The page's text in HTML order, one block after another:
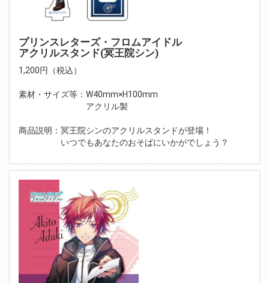
プリンスレターズ・フロムアイドル
アクリルスタンド(冥王院シン)
1,200円（税込）
素材・サイズ等：W40mm×H100mm
アクリル製
商品説明：冥王院シンのアクリルスタンドが登場！
いつでもあなたのおそばにいかがでしょう？